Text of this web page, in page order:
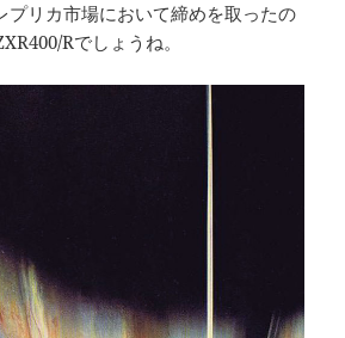
プリカ市場において締めを取ったの
Rでしょうね。